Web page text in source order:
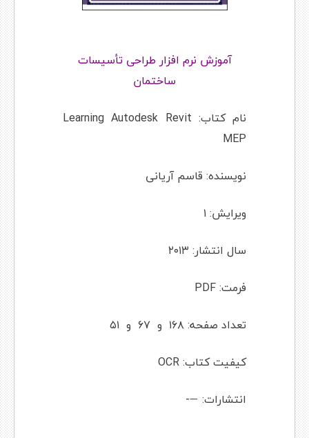
آموزش نرم افزار طراحی تأسیسات
ساختمان
نام کتاب: Learning Autodesk Revit
MEP
نویسنده: قاسم آریانی
ویرایش: ۱
سال انتشار: ۲۰۱۳
فرمت: PDF
تعداد صفحه: ۱۶۸ و ۶۷ و ۵۱
کیفیت کتاب: OCR
انتشارات: —-